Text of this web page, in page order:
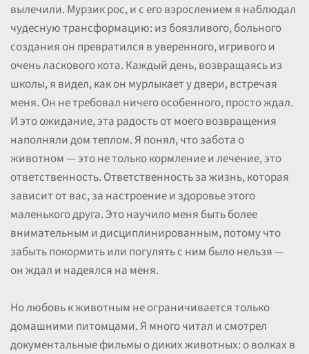
вылечили. Мурзик рос, и с его взрослением я наблюдал
чудесную трансформацию: из боязливого, больного
создания он превратился в уверенного, игривого и
очень ласкового кота. Каждый день, возвращаясь из
школы, я видел, как он мурлыкает у двери, встречая
меня. Он не требовал ничего особенного, просто ждал.
И это ожидание, эта радость от моего возвращения
наполняли дом теплом. Я понял, что забота о
животном — это не только кормление и лечение, это
ответственность. Ответственность за жизнь, которая
зависит от вас, за настроение и здоровье этого
маленького друга. Это научило меня быть более
внимательным и дисциплинированным, потому что
забыть покормить или погулять с ним было нельзя —
он ждал и надеялся на меня.
Но любовь к животным не ограничивается только
домашними питомцами. Я много читал и смотрел
документальные фильмы о диких животных: о волках в